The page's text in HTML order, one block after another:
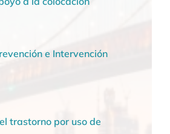
e Intervención
trastorno por uso de